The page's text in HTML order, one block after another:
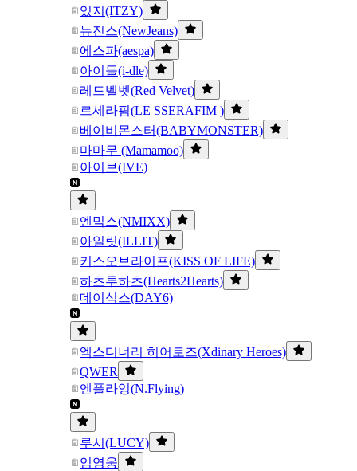
있지(ITZY)
뉴진스(NewJeans)
에스파(aespa)
아이들(i-dle)
레드벨벳(Red Velvet)
르세라핌(LE SSERAFIM )
베이비몬스터(BABYMONSTER)
마마무 (Mamamoo)
아이브(IVE)
엔믹스(NMIXX)
아일릿(ILLIT)
키스오브라이프(KISS OF LIFE)
하츠투하츠(Hearts2Hearts)
데이식스(DAY6)
엑스디너리 히어로즈(Xdinary Heroes)
QWER
엔플라잉(N.Flying)
루시(LUCY)
임영웅